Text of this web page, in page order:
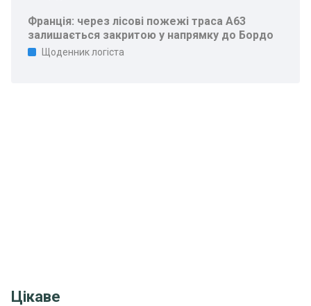
Франція: через лісові пожежі траса A63
залишається закритою у напрямку до Бордо
Щоденник логіста
Цікаве